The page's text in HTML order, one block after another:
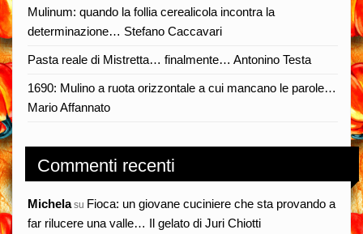
Mulinum: quando la follia cerealicola incontra la
determinazione… Stefano Caccavari
Pasta reale di Mistretta… finalmente… Antonino Testa
1690: Mulino a ruota orizzontale a cui mancano le parole…
Mario Affannato
Commenti recenti
Michelasu Fioca: un giovane cuciniere che sta provando a
far rilucere una valle… Il gelato di Juri Chiotti